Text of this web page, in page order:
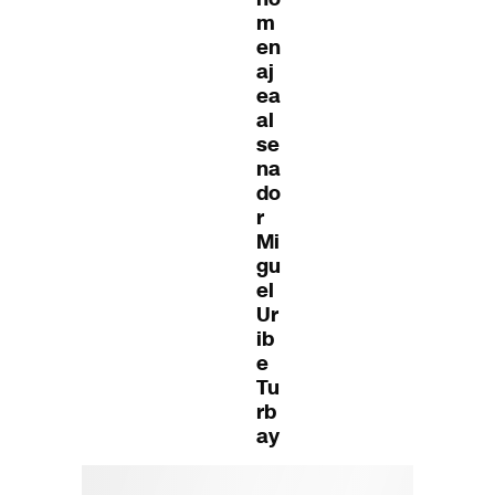
m
en
aj
ea
al
se
na
do
r
Mi
gu
el
Ur
ib
e
Tu
rb
ay